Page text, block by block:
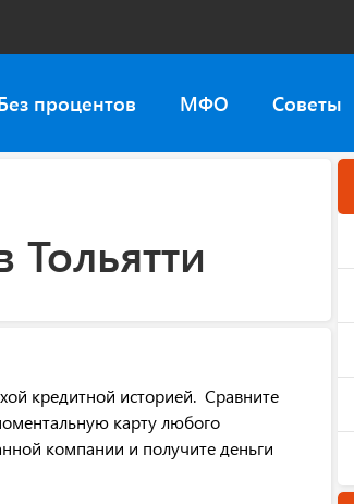
процентов МФО Советы
кредитной историей. Сравните
карту любого
компании и получите деньги